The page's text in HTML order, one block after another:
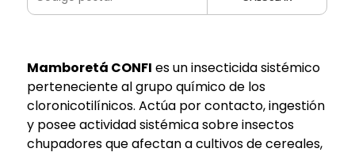
Mamboretá CONFI es un insecticida sistémico
perteneciente al grupo químico de los
cloronicotilínicos. Actúa por contacto, ingestión
y posee actividad sistémica sobre insectos
chupadores que afectan a cultivos de cereales,